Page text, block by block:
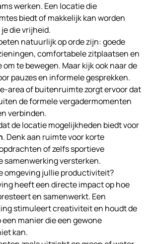
werken. Een locatie die
biedt of makkelijk kan worden
die vrijheid.
natuurlijk op orde zijn: goede
comfortabele zitplaatsen en
te bewegen. Maar kijk ook naar de
pauzes en informele gesprekken.
area of buitenruimte zorgt ervoor dat
de formele vergadermomenten
verbinden.
de locatie mogelijkheden biedt voor
. Denk aan ruimte voor korte
of zelfs sportieve
samenwerking versterken.
omgeving jullie productiviteit?
heeft een directe impact op hoe
en samenwerkt. Een
stimuleert creativiteit en houdt de
manier die een gewone
kan.